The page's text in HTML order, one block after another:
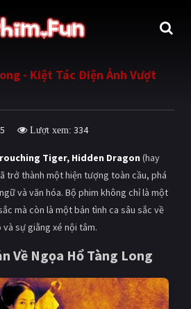
Hành động
Nhạc kịch
Tội phạm - Hình sự
Hài hước
Khoa học - Tài liệu
Thể thao
Kỳ ảo
- Kiệt Tác Điện Ảnh Vượt
Lượt xem: 334
Tiger, Hidden Dragon (hay
trở thành một hiện tượng toàn cầu, phá
và văn hóa. Bộ phim không chỉ là một
mà còn là một bản tình ca sâu sắc về
sự giằng xé nội tâm.
Về Ngọa Hổ Tàng Long